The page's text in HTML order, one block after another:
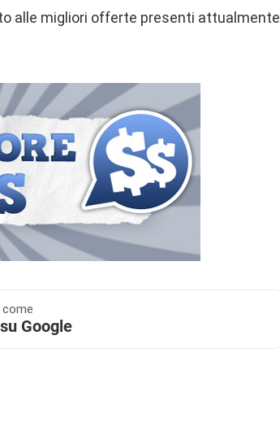
alle migliori offerte presenti attualmente
come
Google